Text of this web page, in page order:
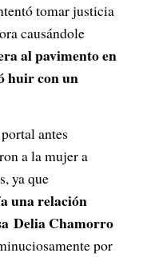
tomar justicia
causándole
al pavimento en
huir con un
antes
a la mujer a
ya que
una relación
Delia Chamorro
por